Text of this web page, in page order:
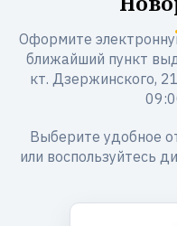
Оформите
ближайший пункт
кт. Дзержинского,
Выберите удобное
или воспользуйтесь